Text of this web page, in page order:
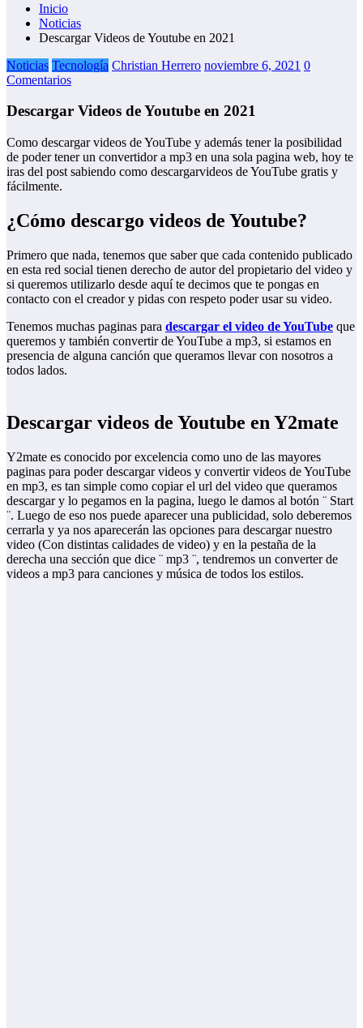
Inicio
Noticias
Descargar Videos de Youtube en 2021
Noticias Tecnología Christian Herrero noviembre 6, 2021 0
Comentarios
Descargar Videos de Youtube en 2021
Como descargar videos de YouTube y además tener la posibilidad
de poder tener un convertidor a mp3 en una sola pagina web, hoy te
iras del post sabiendo como descargarvideos de YouTube gratis y
fácilmente.
¿Cómo descargo videos de Youtube?
Primero que nada, tenemos que saber que cada contenido publicado
en esta red social tienen derecho de autor del propietario del video y
si queremos utilizarlo desde aquí te decimos que te pongas en
contacto con el creador y pidas con respeto poder usar su video.
Tenemos muchas paginas para descargar el video de YouTube que
queremos y también convertir de YouTube a mp3, si estamos en
presencia de alguna canción que queramos llevar con nosotros a
todos lados.
Descargar videos de Youtube en Y2mate
Y2mate es conocido por excelencia como uno de las mayores
paginas para poder descargar videos y convertir videos de YouTube
en mp3, es tan simple como copiar el url del video que queramos
descargar y lo pegamos en la pagina, luego le damos al botón ¨ Start
¨. Luego de eso nos puede aparecer una publicidad, solo deberemos
cerrarla y ya nos aparecerán las opciones para descargar nuestro
video (Con distintas calidades de video) y en la pestaña de la
derecha una sección que dice ¨ mp3 ¨, tendremos un converter de
videos a mp3 para canciones y música de todos los estilos.